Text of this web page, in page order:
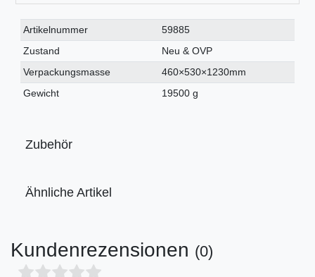
Technisches
Merkmal
Wert
Artikelnummer
59885
Zustand
Neu & OVP
Verpackungsmasse
460×530×1230mm
Gewicht
19500 g
Zubehör
Ähnliche Artikel
Kundenrezensionen (0)